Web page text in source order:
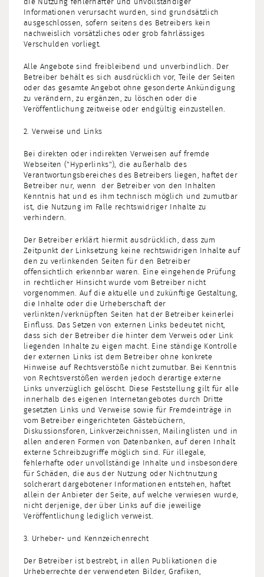
die Nutzung fehlerhafter und unvollständiger
Informationen verursacht wurden, sind grundsätzlich
ausgeschlossen, sofern seitens des Betreibers kein
nachweislich vorsätzliches oder grob fahrlässiges
Verschulden vorliegt.
Alle Angebote sind freibleibend und unverbindlich. Der
Betreiber behält es sich ausdrücklich vor, Teile der Seiten
oder das gesamte Angebot ohne gesonderte Ankündigung
zu verändern, zu ergänzen, zu löschen oder die
Veröffentlichung zeitweise oder endgültig einzustellen.
2. Verweise und Links
Bei direkten oder indirekten Verweisen auf fremde
Webseiten ("Hyperlinks"), die außerhalb des
Verantwortungsbereiches des Betreibers liegen, haftet der
Betreiber nur, wenn der Betreiber von den Inhalten
Kenntnis hat und es ihm technisch möglich und zumutbar
ist, die Nutzung im Falle rechtswidriger Inhalte zu
verhindern.
Der Betreiber erklärt hiermit ausdrücklich, dass zum
Zeitpunkt der Linksetzung keine rechtswidrigen Inhalte auf
den zu verlinkenden Seiten für den Betreiber
offensichtlich erkennbar waren. Eine eingehende Prüfung
in rechtlicher Hinsicht wurde vom Betreiber nicht
vorgenommen. Auf die aktuelle und zukünftige Gestaltung,
die Inhalte oder die Urheberschaft der
verlinkten/verknüpften Seiten hat der Betreiber keinerlei
Einfluss. Das Setzen von externen Links bedeutet nicht,
dass sich der Betreiber die hinter dem Verweis oder Link
liegenden Inhalte zu eigen macht. Eine ständige Kontrolle
der externen Links ist dem Betreiber ohne konkrete
Hinweise auf Rechtsverstöße nicht zumutbar. Bei Kenntnis
von Rechtsverstößen werden jedoch derartige externe
Links unverzüglich gelöscht. Diese Feststellung gilt für alle
innerhalb des eigenen Internetangebotes durch Dritte
gesetzten Links und Verweise sowie für Fremdeinträge in
vom Betreiber eingerichteten Gästebüchern,
Diskussionsforen, Linkverzeichnissen, Mailinglisten und in
allen anderen Formen von Datenbanken, auf deren Inhalt
externe Schreibzugriffe möglich sind. Für illegale,
fehlerhafte oder unvollständige Inhalte und insbesondere
für Schäden, die aus der Nutzung oder Nichtnutzung
solcherart dargebotener Informationen entstehen, haftet
allein der Anbieter der Seite, auf welche verwiesen wurde,
nicht derjenige, der über Links auf die jeweilige
Veröffentlichung lediglich verweist.
3. Urheber- und Kennzeichenrecht
Der Betreiber ist bestrebt, in allen Publikationen die
Urheberrechte der verwendeten Bilder, Grafiken,